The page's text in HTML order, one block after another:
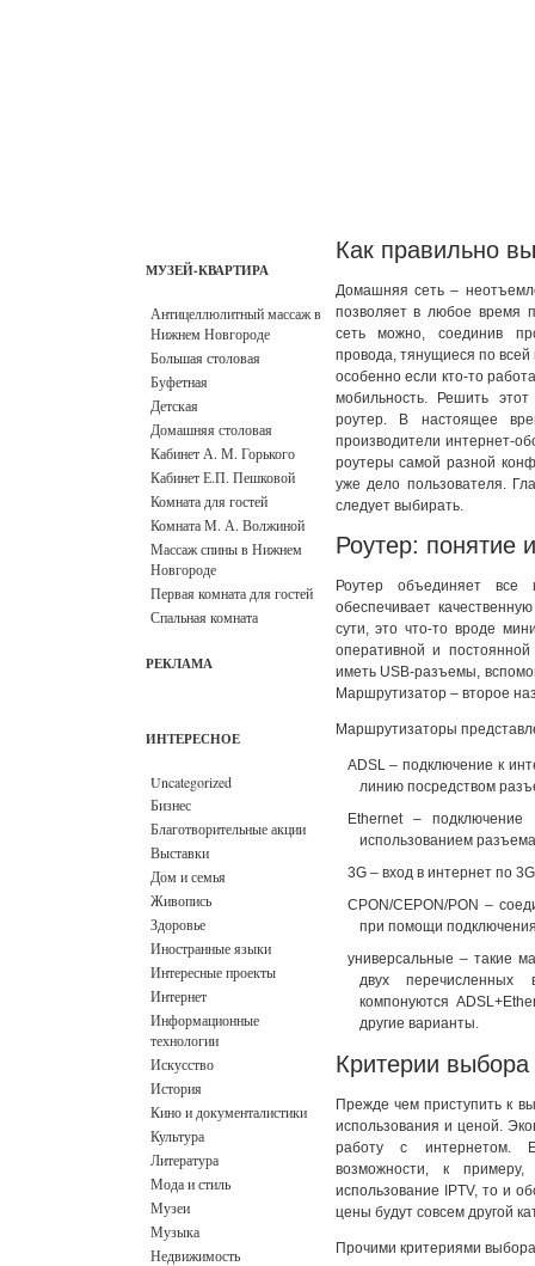
МУЗЕЙ-КВАРТИРА
Антицеллюлитный массаж в
Нижнем Новгороде
Большая столовая
Буфетная
Детская
Домашняя столовая
Кабинет А. М. Горького
Кабинет Е.П. Пешковой
Комната для гостей
Комната М. А. Волжиной
Массаж спины в Нижнем
Новгороде
Первая комната для гостей
Спальная комната
РЕКЛАМА
ИНТЕРЕСНОЕ
Uncategorized
Бизнес
Благотворительные акции
Выставки
Дом и семья
Живопись
Здоровье
Иностранные языки
Интересные проекты
Интернет
Информационные
технологии
Искусство
История
Кино и документалистики
Культура
Литература
Мода и стиль
Музеи
Музыка
Недвижимость
Как правильно
Домашняя сеть –
позволяет в любое время
сеть можно, соединив
провода, тянущиеся по
особенно если кто-то
мобильность.
Решить
роутер. В настоящее
производители интернет-
роутеры самой разной
уже дело пользователя.
следует выбирать.
Роутер: понятие
Роутер объединяет
обеспечивает
сути, это что-то вроде
оперативной и
иметь USB-разъемы,
Маршрутизатор – второе
Маршрутизаторы
ADSL – подключение к
линию посредством
Ethernet –
использованием
3G – вход в интернет по
CPON/CEPON/PON –
при помощи
универсальные – такие
двух перечисленных
компонуются
другие варианты.
Критерии выбора
Прежде чем приступить к
использования и ценой.
работу с интернетом.
возможности, к
использование IPTV, то и
цены будут совсем другой
Прочими критериями